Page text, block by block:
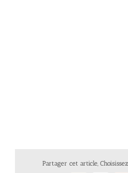
Partager cet article,